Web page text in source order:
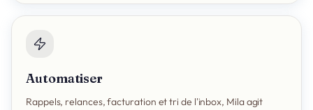
Automatiser
Rappels, relances, facturation et tri de l'inbox, Mila agit